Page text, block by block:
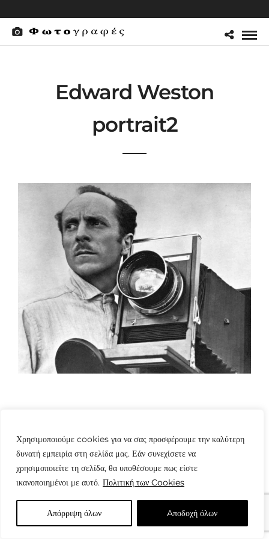
Χρησιμοποιούμε cookies για να σας προσφέρουμε την καλύτερη
δυνατή εμπειρία στη σελίδα μας. Εάν συνεχίσετε να
χρησιμοποιείτε τη σελίδα, θα υποθέσουμε πως είστε
ικανοποιημένοι με αυτό. Πολιτική των Cookies
Απόρριψη όλων Aποδοχή όλων
Edward Weston
portrait2
© Copyright: www.fotografes.gr - Δαμιανός Μωραΐτης